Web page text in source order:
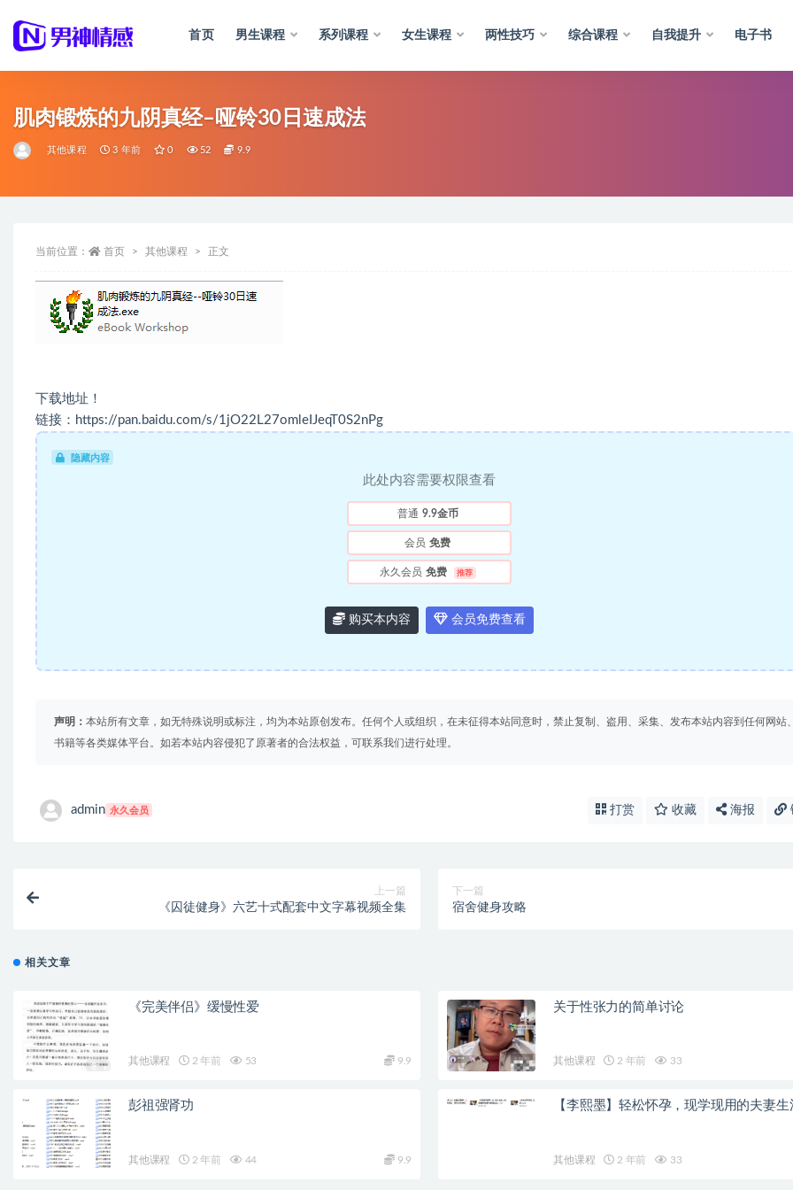
首页 男生课程 系列课程 女生课程 两性技巧 综合课程 自我提升 电子书
肌肉锻炼的九阴真经–哑铃30日速成法
其他课程 3 年前 0 52 9.9
当前位置： 首页 其他课程 正文
下载地址！
链接：https://pan.baidu.com/s/1jO22L27omleIJeqT0S2nPg
隐藏内容
此处内容需要权限查看
普通 9.9金币
会员 免费
永久会员 免费 推荐
购买本内容 会员免费查看
声明： 本站所有文章，如无特殊说明或标注，均为本站原创发布。任何个人或组织，在未征得本站同意时，禁止复制、盗用、采集、发布本站内容到任何网站
书籍等各类媒体平台。如若本站内容侵犯了原著者的合法权益，可联系我们进行处理。
admin 永久会员 打赏 收藏 海报
上一篇
《囚徒健身》六艺十式配套中文字幕视频全集
下一篇
宿舍健身攻略
相关文章
《完美伴侣》缓慢性爱
其他课程 2 年前 53 9.9
关于性张力的简单讨论
其他课程 2 年前 33
彭祖强肾功
其他课程 2 年前 44 9.9
【李熙墨】轻松怀孕，现学现用的夫妻生
其他课程 2 年前 33